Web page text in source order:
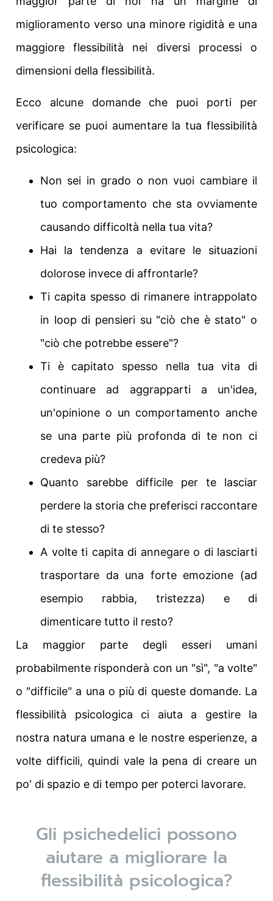
miglioramento verso una minore rigidità e una
maggiore flessibilità nei diversi processi o
dimensioni della flessibilità.
Ecco alcune domande che puoi porti per
verificare se puoi aumentare la tua flessibilità
psicologica:
Non sei in grado o non vuoi cambiare il
tuo comportamento che sta ovviamente
causando difficoltà nella tua vita?
Hai la tendenza a evitare le situazioni
dolorose invece di affrontarle?
Ti capita spesso di rimanere intrappolato
in loop di pensieri su "ciò che è stato" o
"ciò che potrebbe essere"?
Ti è capitato spesso nella tua vita di
continuare ad aggrapparti a un'idea,
un'opinione o un comportamento anche
se una parte più profonda di te non ci
credeva più?
Quanto sarebbe difficile per te lasciar
perdere la storia che preferisci raccontare
di te stesso?
A volte ti capita di annegare o di lasciarti
trasportare da una forte emozione (ad
esempio rabbia, tristezza) e di
dimenticare tutto il resto?
La maggior parte degli esseri umani
probabilmente risponderà con un "sì", "a volte"
o "difficile" a una o più di queste domande. La
flessibilità psicologica ci aiuta a gestire la
nostra natura umana e le nostre esperienze, a
volte difficili, quindi vale la pena di creare un
po' di spazio e di tempo per poterci lavorare.
Gli psichedelici possono
aiutare a migliorare la
flessibilità psicologica?